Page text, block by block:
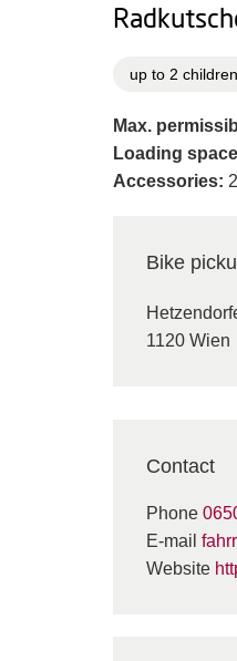
up to 2 children
Max.
Loading
Accessories:
Bike
1120 Wien
Contact
Phone
E-mail
Website